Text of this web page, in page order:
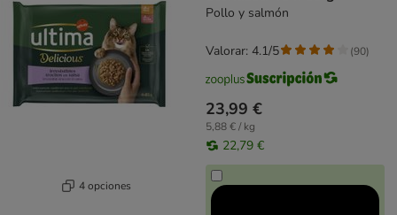
4 opciones
Pollo y salmón
23,99 €
5,88 € / kg
22,79 €
Valorar: 4.1/5 (90)